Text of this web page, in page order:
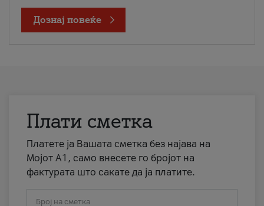
Дознај повеќе
Плати сметка
Платете ја Вашата сметка без најава на
Мојот А1, само внесете го бројот на
фактурата што сакате да ја платите.
Број на сметка